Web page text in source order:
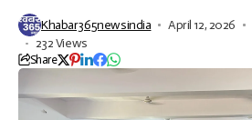
Khabar365newsindia April 12, 2026
232 Views
Share